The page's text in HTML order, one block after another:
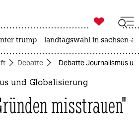
taz zahl ich
zahl ich

taz zahl ich
trump landtagswahl in sachsen-
Debatte Debatte Journalismus
und Globalisierung
misstrauen"